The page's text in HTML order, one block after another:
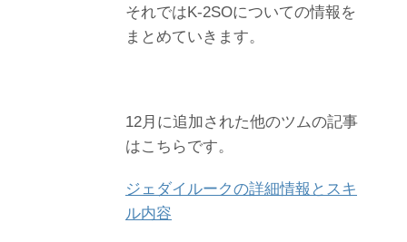
それではK-2SOについての情報を
まとめていきます。
12月に追加された他のツムの記事
はこちらです。
ジェダイルークの詳細情報とスキ
ル内容